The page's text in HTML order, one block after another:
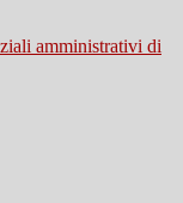
amministrativi di